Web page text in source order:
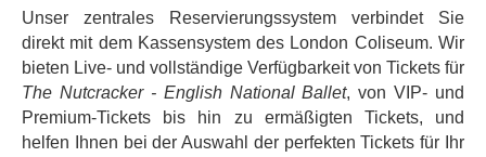
Nussknackerpuppe mit einem Heißluftballon über
London ins glitzernde Schneeland fahren, werden Sie
Ihren Augen kaum trauen. Kein Wunder, dass Kinder
dieses Ballett so lieben. Wenn das Puppentheater zum
Leben erwacht, ist das Publikum begeistert!
Suchen Sie nach einem unvergesslichen
Unser zentrales Reservierungssystem verbindet Sie
direkt mit dem Kassensystem des London Coliseum. Wir
bieten Live- und vollständige Verfügbarkeit von Tickets für
The Nutcracker - English National Ballet, von VIP- und
Premium-Tickets bis hin zu ermäßigten Tickets, und
helfen Ihnen bei der Auswahl der perfekten Tickets für Ihr